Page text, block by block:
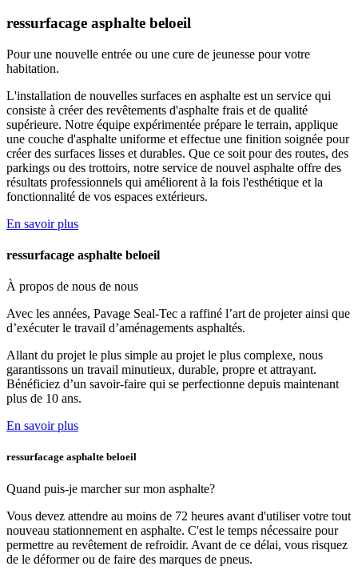
ressurfacage asphalte beloeil
Pour une nouvelle entrée ou une cure de jeunesse pour votre
habitation.
L'installation de nouvelles surfaces en asphalte est un service qui
consiste à créer des revêtements d'asphalte frais et de qualité
supérieure. Notre équipe expérimentée prépare le terrain, applique
une couche d'asphalte uniforme et effectue une finition soignée pour
créer des surfaces lisses et durables. Que ce soit pour des routes, des
parkings ou des trottoirs, notre service de nouvel asphalte offre des
résultats professionnels qui améliorent à la fois l'esthétique et la
fonctionnalité de vos espaces extérieurs.
En savoir plus
ressurfacage asphalte beloeil
À propos de nous de nous
Avec les années, Pavage Seal-Tec a raffiné l’art de projeter ainsi que
d’exécuter le travail d’aménagements asphaltés.
Allant du projet le plus simple au projet le plus complexe, nous
garantissons un travail minutieux, durable, propre et attrayant.
Bénéficiez d’un savoir-faire qui se perfectionne depuis maintenant
plus de 10 ans.
En savoir plus
ressurfacage asphalte beloeil
Quand puis-je marchersur mon asphalte?
Vous devez attendre au moins de 72 heures avant d'utiliser votre tout
nouveau stationnement en asphalte. C'est le temps nécessaire pour
permettre au revêtement de refroidir. Avant de ce délai, vous risquez
de le déformer ou de faire des marques de pneus.